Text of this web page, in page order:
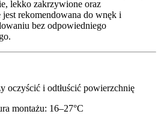
lekko zakrzywione oraz
rekomendowana do wnęk i
bez odpowiedniego
oczyścić i odtłuścić powierzchnię
montażu: 16–27°C